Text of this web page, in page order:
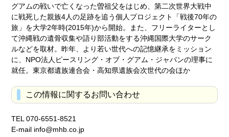
グアムの戦いで亡くなった曽祖父をはじめ、第二次世界大戦中
に戦死した親族4人の足跡を追う個人プロジェクト「戦後70年の
旅」を大学2年時(2015年)から開始。また、フリーライターとし
て沖縄戦の遺骨収集や語り部活動をする沖縄国際大学のサーク
ルなどを取材。昨年、より若い世代への記憶継承をミッション
に、NPO法人ピースリング・オブ・グアム・ジャパンの理事に
就任。東京都遺族連合会・高知県遺族会次世代の会ほか
この情報に関するお問い合わせ
TEL 070-6551-8521
E-mail info@mhb.co.jp